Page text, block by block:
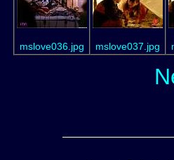
mslove036.jpg mslove037.jpg